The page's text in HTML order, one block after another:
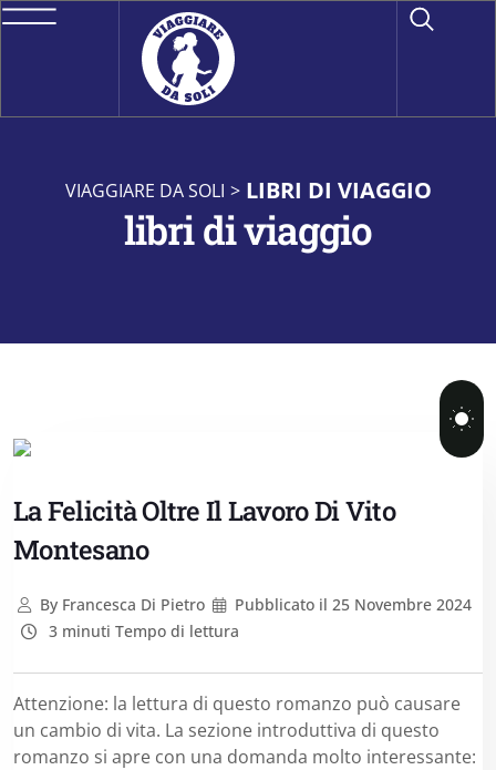
VIAGGIARE DA SOLI > LIBRI DI VIAGGIO
libri di viaggio
La Felicità Oltre Il Lavoro Di Vito
Montesano
ByFrancesca Di Pietro Pubblicato il 25 Novembre 2024
3 minuti Tempo di lettura
Attenzione: la lettura di questo romanzo può causare
un cambio di vita. La sezione introduttiva di questo
romanzo si apre con una domanda molto interessante: